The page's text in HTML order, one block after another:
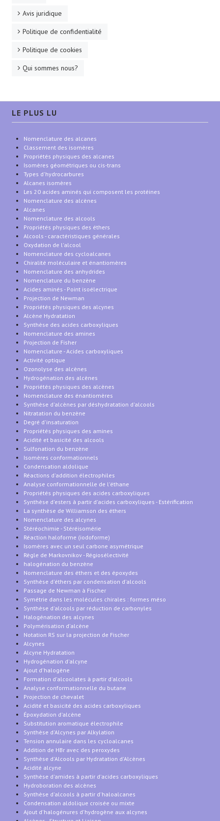
Avis juridique
Politique de confidentialité
Politique de cookies
Qui sommes nous?
LE PLUS LU
Nomenclature des alcanes
Classement des isomères
Propriétés physiques des alcanes
Isomères géométriques ou cis-trans
Types d'hydrocarbures
Alcanes isomères
Les 20 acides aminés qui composent les protéines
Nomenclature des alcènes
Alcanes
Nomenclature des alcools
Propriétés physiques des éthers
Alcools - caractéristiques générales
Oxydation de l'alcool
Nomenclature des cycloalcanes
Chiralité moléculaire et énantiomères
Nomenclature des anhydrides
Nomenclature du benzène
Acides aminés - Point isoélectrique
Projection de Newman
Propriétés physiques des alcynes
Alcène Hydratation
Synthèse des acides carboxyliques
Nomenclature des amines
Projection de Fisher
Nomenclature - Acides carboxyliques
Activité optique
Ozonolyse des alcènes
Hydrogénation des alcènes
Propriétés physiques des alcènes
Nomenclature des énantiomères
Synthèse d'alcènes par déshydratation d'alcools
Nitratation du benzène
Degré d'insaturation
Propriétés physiques des amines
Acidité et basicité des alcools
Sulfonation du benzène
Isomères conformationnels
Condensation aldolique
Réactions d'addition électrophiles
Analyse conformationnelle de l'éthane
Propriétés physiques des acides carboxyliques
Synthèse d'esters à partir d'acides carboxyliques - Estérification
La synthèse de Williamson des éthers
Nomenclature des alcynes
Stéréochimie - Stéréisomérie
Réaction haloforme (iodoforme)
Isomères avec un seul carbone asymétrique
Règle de Markovnikov - Régiosélectivité
halogénation du benzène
Nomenclature des éthers et des époxydes
Synthèse d'éthers par condensation d'alcools
Passage de Newman à Fischer
Symétrie dans les molécules chirales : formes méso
Synthèse d'alcools par réduction de carbonyles
Halogénation des alcynes
Polymérisation d'alcène
Notation RS sur la projection de Fischer
Alcynes
Alcyne Hydratation
Hydrogénation d'alcyne
Ajout d'halogène
Formation d'alcoolates à partir d'alcools
Analyse conformationnelle du butane
Projection de chevalet
Acidité et basicité des acides carboxyliques
Époxydation d'alcène
Substitution aromatique électrophile
Synthèse d'Alcynes par Alkylation
Tension annulaire dans les cycloalcanes
Addition de HBr avec des peroxydes
Synthèse d'Alcools par Hydratation d'Alcènes
Acidité alcyne
Synthèse d'amides à partir d'acides carboxyliques
Hydroboration des alcènes
Synthèse d'alcools à partir d'haloalcanes
Condensation aldolique croisée ou mixte
Ajout d'halogénures d'hydrogène aux alcynes